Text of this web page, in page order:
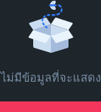
ไม่มีข้อมูลที่จะแสดง